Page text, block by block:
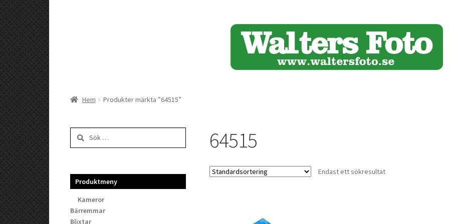
Hem Produkter märkta ”64515”
64515
Endast ett sökresultat
Sök
efter:
Produktmeny
Kameror
Bärremmar
Blixtar